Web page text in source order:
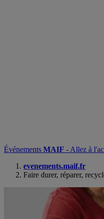
Événements MAIF - Allez à
evenements.maif.fr
Faire durer, réparer,